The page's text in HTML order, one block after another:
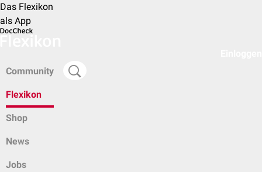
Das Flexikon
als App
Community
Flexikon
Shop
News
Jobs